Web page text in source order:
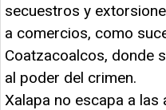
secuestros y
a comercios, como
Coatzacoalcos, donde
al poder del crimen.
Xalapa no escapa a